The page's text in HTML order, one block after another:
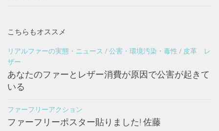
こちらもオススメ
リアルファーの実態・ニュース / 公害・環境汚染・毒性 / 皮革 レ
ザー
あなたのファーとレザー消費が原因で公害が起きて
いる
ファーフリーアクション
ファーフリーポスター貼りました! 佐藤